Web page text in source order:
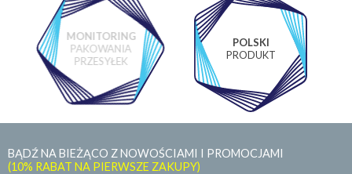
MONITORING
PAKOWANIA
PRZESYŁEK
POLSKI
PRODUKT
BĄDŹ NA BIEŻĄCO Z NOWOŚCIAMI I PROMOCJAMI
(10% RABAT NA PIERWSZE ZAKUPY)